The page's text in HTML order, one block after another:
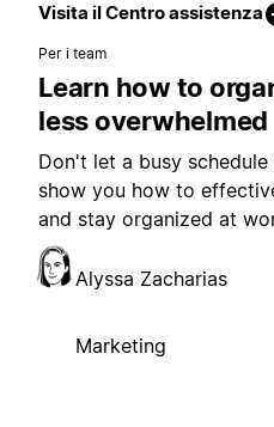
Visita il Centro assistenza
Per i team
Learn how to
less overwhelmed
Don't let a busy
show you how to
and stay organized at
Alyssa Zacharias
Marketing